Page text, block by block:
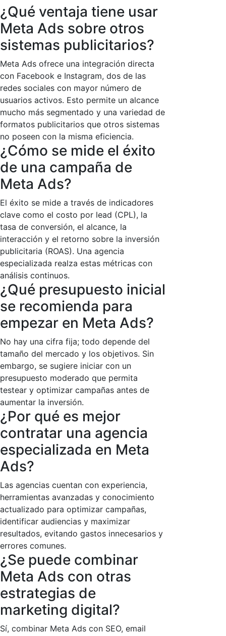
¿Qué ventaja tiene usar
Meta Ads sobre otros
sistemas publicitarios?
Meta Ads ofrece una integración directa
con Facebook e Instagram, dos de las
redes sociales con mayor número de
usuarios activos. Esto permite un alcance
mucho más segmentado y una variedad de
formatos publicitarios que otros sistemas
no poseen con la misma eficiencia.
¿Cómo se mide el éxito
de una campaña de
Meta Ads?
El éxito se mide a través de indicadores
clave como el costo por lead (CPL), la
tasa de conversión, el alcance, la
interacción y el retorno sobre la inversión
publicitaria (ROAS). Una agencia
especializada realza estas métricas con
análisis continuos.
¿Qué presupuesto inicial
se recomienda para
empezar en Meta Ads?
No hay una cifra fija; todo depende del
tamaño del mercado y los objetivos. Sin
embargo, se sugiere iniciar con un
presupuesto moderado que permita
testear y optimizar campañas antes de
aumentar la inversión.
¿Por qué es mejor
contratar una agencia
especializada en Meta
Ads?
Las agencias cuentan con experiencia,
herramientas avanzadas y conocimiento
actualizado para optimizar campañas,
identificar audiencias y maximizar
resultados, evitando gastos innecesarios y
errores comunes.
¿Se puede combinar
Meta Ads con otras
estrategias de
marketing digital?
Sí, combinar Meta Ads con SEO, email